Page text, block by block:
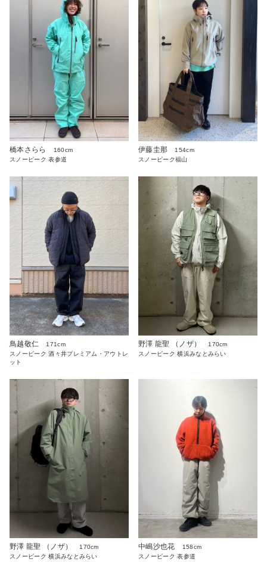
橋本さらら
160cm
スノーピーク 表参道
伊藤圭那
154cm
スノーピーク福山
鳥越敬仁
171cm
スノーピーク 酒々井プレミアム・アウトレ
ット
野澤 龍聖 （ノザ）
170cm
スノーピーク 横浜みなとみらい
野澤 龍聖 （ノザ）
170cm
スノーピーク 横浜みなとみらい
中嶋沙也花
158cm
スノーピーク 表参道